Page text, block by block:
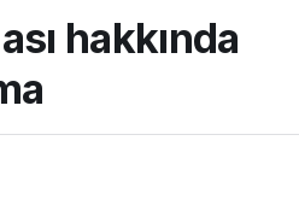
hakkında